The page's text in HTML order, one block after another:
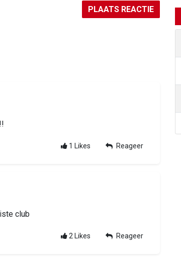
PLAATS REACTIE
1 Likes Reageer
club
2 Likes Reageer